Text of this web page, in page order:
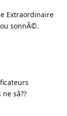
Extraordinaire
sonnÃ©.
sâ??